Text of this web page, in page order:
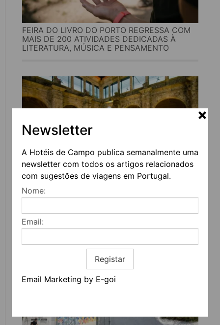
Newsletter
A Hotéis de Campo publica semanalmente uma
newsletter com todos os artigos relacionados
com sugestões de viagens em Portugal.
Nome:
Email:
Registar
Email Marketing by E-goi
FEIRA DO LIVRO DO PORTO REGRESSA COM
MAIS DE 200 ATIVIDADES DEDICADAS À
LITERATURA, MÚSICA E PENSAMENTO
UVVA REGRESSA A AMARANTE PARA
CELEBRAR O VINHO, A GASTRONOMIA E A
CULTURA